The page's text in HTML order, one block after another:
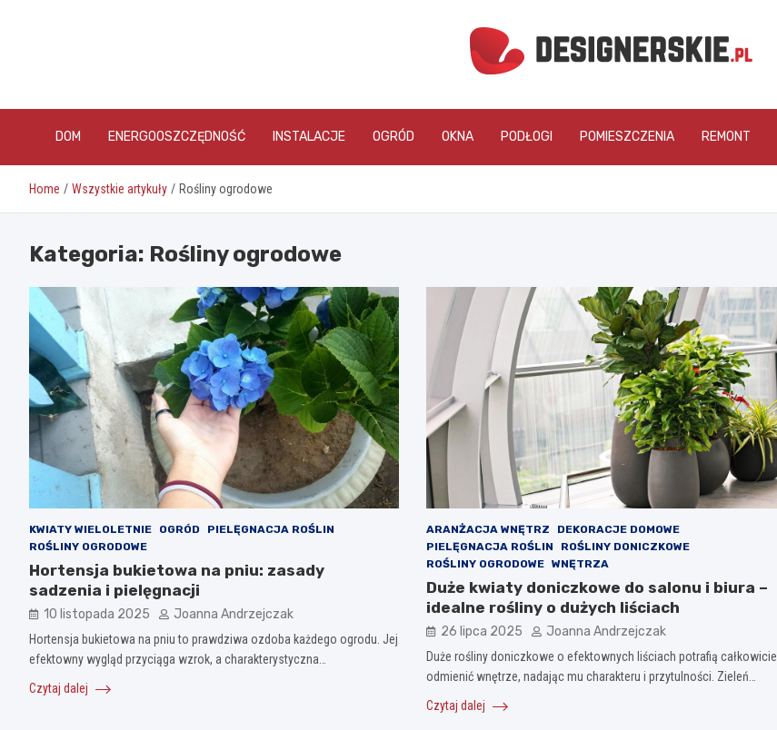
designerskie.pl
DOM ENERGOOSZCZĘDNOŚĆ INSTALACJE OGRÓD OKNA PODŁOGI POMIESZCZENIA REMONT
Home Wszystkie artykuły Rośliny ogrodowe
Kategoria: Rośliny ogrodowe
KWIATY WIELOLETNIE OGRÓD
PIELĘGNACJA ROŚLIN
ROŚLINY OGRODOWE
Hortensja bukietowa na pniu: zasady
sadzenia i pielęgnacji
10 listopada 2025 Joanna Andrzejczak
Hortensja bukietowa na pniu to prawdziwa ozdoba każdego ogrodu. Jej
efektowny wygląd przyciąga wzrok, a charakterystyczna…
Czytaj dalej
ARANŻACJA WNĘTRZ
DEKORACJE DOMOWE
PIELĘGNACJA ROŚLIN
ROŚLINY DONICZKOWE
ROŚLINY OGRODOWE WNĘTRZA
Duże kwiaty doniczkowe do salonu i biura –
idealne rośliny o dużych liściach
26 lipca 2025 Joanna Andrzejczak
Duże rośliny doniczkowe o efektownych liściach potrafią całkowicie
odmienić wnętrze, nadając mu charakteru i przytulności. Zieleń…
Czytaj dalej